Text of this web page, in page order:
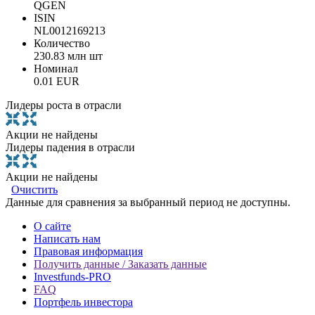
QGEN
ISIN
NL0012169213
Количество
230.83 млн шт
Номинал
0.01 EUR
Лидеры роста в отрасли
Акции не найдены
Лидеры падения в отрасли
Акции не найдены
Очистить
Данные для сравнения за выбранный период не доступны.
О сайте
Написать нам
Правовая информация
Получить данные / Заказать данные
Investfunds-PRO
FAQ
Портфель инвестора